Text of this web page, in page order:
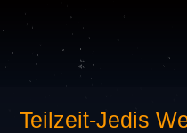
Teilzeit-Jedis